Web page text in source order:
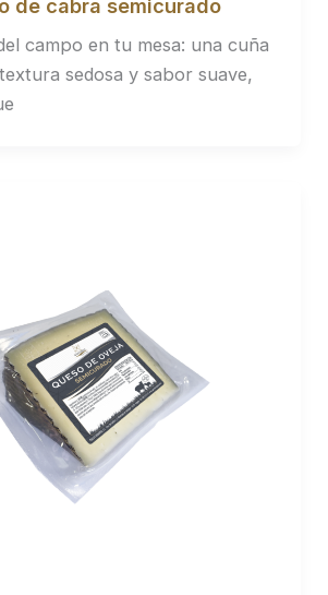
de cabra semicurado
campo en tu mesa: una cuña
sedosa y sabor suave,